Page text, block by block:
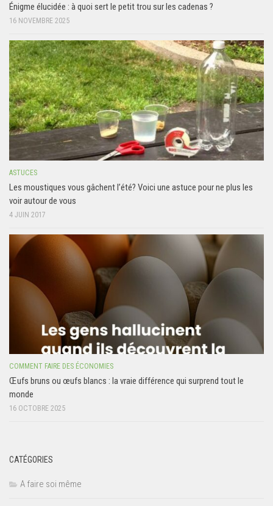
Énigme élucidée : à quoi sert le petit trou sur les cadenas ?
16 NOVEMBRE 2025
ASTUCES
Les moustiques vous gâchent l’été? Voici une astuce pour ne plus les
voir autour de vous
4 JUIN 2017
COMMENT FAIRE DES ÉCONOMIES
Œufs bruns ou œufs blancs : la vraie différence qui surprend tout le
monde
16 OCTOBRE 2025
CATÉGORIES
A faire soi même